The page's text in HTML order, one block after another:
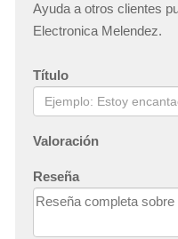
Ayuda a otros clientes
Electronica Melendez.
Título
Valoración
Reseña